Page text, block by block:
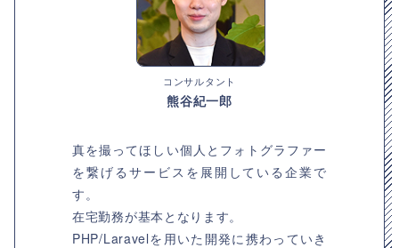
コンサルタント
熊谷紀一郎
真を撮ってほしい個人とフォトグラファー
を繋げるサービスを展開している企業で
す。
在宅勤務が基本となります。
PHP/Laravelを用いた開発に携わっていき